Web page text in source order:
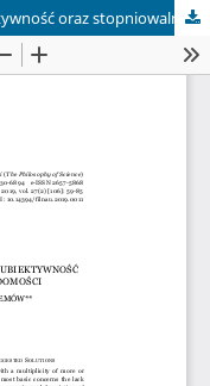
Jednoznaczna charakterystyka, subiektywność oraz stopniowalność świadomości. Zarys rozwiązań trzech problemów